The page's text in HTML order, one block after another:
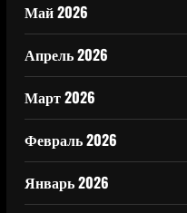
Май 2026
Апрель 2026
Март 2026
Февраль 2026
Январь 2026